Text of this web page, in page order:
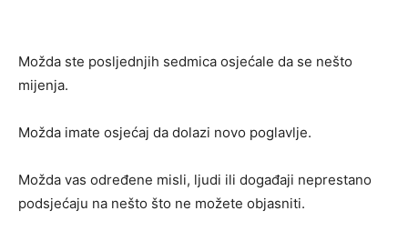
Možda ste posljednjih sedmica osjećale da se nešto
mijenja.
Možda imate osjećaj da dolazi novo poglavlje.
Možda vas određene misli, ljudi ili događaji neprestano
podsjećaju na nešto što ne možete objasniti.